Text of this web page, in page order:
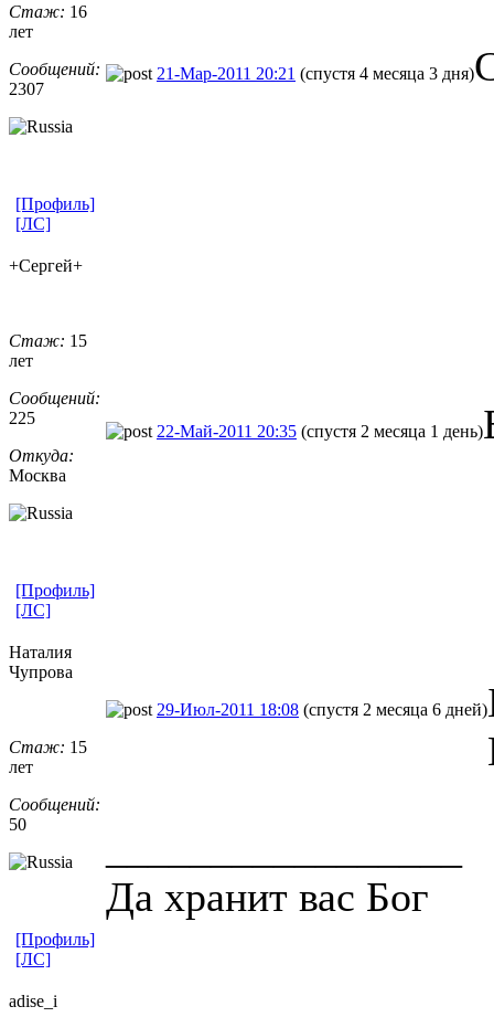
Стаж: 16
лет
Сообщений:
2307
21-Мар-2011 20:21 (спустя 4 месяца 3 дня)
[Профиль]
[ЛС]
+Сергей+
Стаж: 15
лет
Сообщений:
225
Откуда:
Москва
22-Май-2011 20:35 (спустя 2 месяца 1 день)
[Профиль]
[ЛС]
Наталия
Чупрова
Стаж: 15
лет
Сообщений:
50
29-Июл-2011 18:08 (спустя 2 месяца 6 дней)
Да хранит вас Бог
[Профиль]
[ЛС]
adise_i